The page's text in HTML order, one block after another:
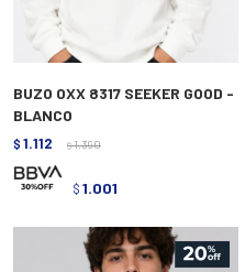
BUZO OXX 8317 SEEKER GOOD -
BLANCO
$ 1.112 $ 1.390
$ 1.001